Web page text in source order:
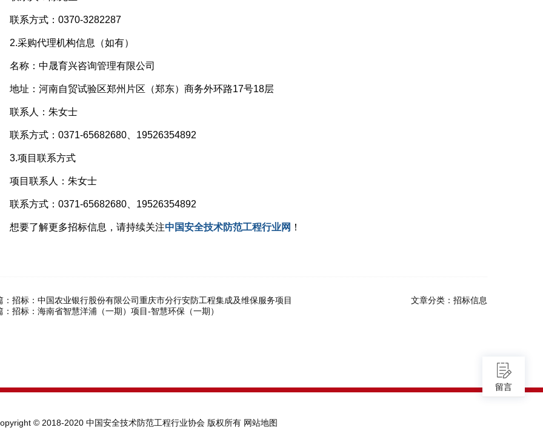
留言
系方式：0370-3282287
采购代理机构信息（如有）
称：中晟育兴咨询管理有限公司
址：河南自贸试验区郑州片区（郑东）商务外环路17号18层
系人：朱女士
系方式：0371-65682680、19526354892
项目联系方式
目联系人：朱女士
系方式：0371-65682680、19526354892
要了解更多招标信息，请持续关注中国安全技术防范工程行业网 ！
文章分类： 招标信息
招标：中国农业银行股份有限公司重庆市分行安防工程集成及维保服务项目
： 招标：海南省智慧洋浦（一期）项目-智慧环保（一期）
© 2018-2020 中国安全技术防范工程行业协会 版权所有 网站地图